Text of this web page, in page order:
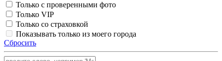
Только с проверенными фото
Только VIP
Только со страховкой
Показывать только из моего города
Сбросить